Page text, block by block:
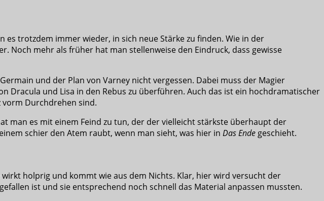
trotzdem immer wieder, in sich neue Stärke zu finden. Wie in der
Noch mehr als früher hat man stellenweise den Eindruck, dass gewisse
und der Plan von Varney nicht vergessen. Dabei muss der Magier
Dracula und Lisa in den Rebus zu überführen. Auch das ist ein hochdramatischer
vorm Durchdrehen sind.
man es mit einem Feind zu tun, der der vielleicht stärkste überhaupt der
schier den Atem raubt, wenn man sieht, was hier in Das Ende geschieht.
holprig und kommt wie aus dem Nichts. Klar, hier wird versucht der
ist und sie entsprechend noch schnell das Material anpassen mussten.